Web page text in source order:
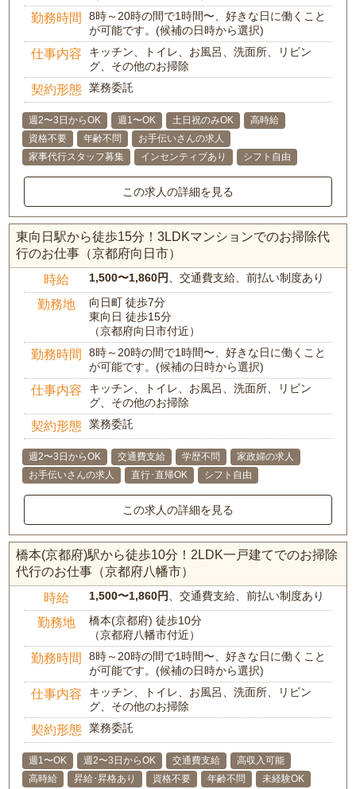
勤務時間
8時～20時の間で1時間〜、好きな日に働くこと
が可能です。(候補の日時から選択)
仕事内容
キッチン、トイレ、お風呂、洗面所、リビン
グ、その他のお掃除
契約形態 業務委託
週2〜3日からOK 週1〜OK 土日祝のみOK
高時給
資格不要
年齢不問
お手伝いさんの求人
家事代行スタッフ募集
インセンティブあり シフト自由
この求人の詳細を見る
東向日駅から徒歩15分！3LDKマンションでのお掃除代
行のお仕事（京都府向日市）
時給 1,500〜1,860円 、交通費支給、前払い制度あり
勤務地
向日町 徒歩7分
東向日 徒歩15分
（京都府向日市付近）
勤務時間
8時～20時の間で1時間〜、好きな日に働くこと
が可能です。(候補の日時から選択)
仕事内容
キッチン、トイレ、お風呂、洗面所、リビン
グ、その他のお掃除
契約形態 業務委託
週2〜3日からOK 交通費支給 学歴不問
家政婦の求人
お手伝いさんの求人
直行･直帰OK シフト自由
この求人の詳細を見る
橋本(京都府)駅から徒歩10分！2LDK一戸建てでのお掃除
代行のお仕事（京都府八幡市）
時給 1,500〜1,860円 、交通費支給、前払い制度あり
勤務地
橋本(京都府) 徒歩10分
（京都府八幡市付近）
勤務時間
8時～20時の間で1時間〜、好きな日に働くこと
が可能です。(候補の日時から選択)
仕事内容
キッチン、トイレ、お風呂、洗面所、リビン
グ、その他のお掃除
契約形態 業務委託
週1〜OK 週2〜3日からOK 交通費支給
高収入可能
高時給
昇給･昇格あり 資格不要 年齢不問
未経験OK